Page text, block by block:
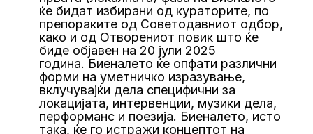
ќе бидат избирани од кураторите, по
препораките од Советодавниот одбор,
како и од Отворениот повик што ќе
биде објавен на 20 јули 2025
година. Биеналето ќе опфати различни
форми на уметничко изразување,
вклучувајќи дела специфични за
локацијата, интервенции, музики дела,
перформанс и поезија. Биеналето, исто
така, ќе го истражи концептот на